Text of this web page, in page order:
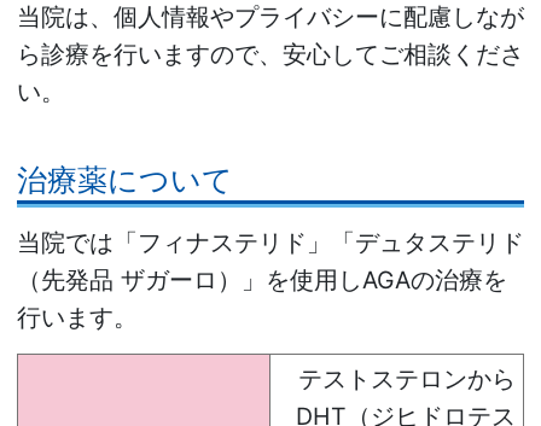
当院は、個人情報やプライバシーに配慮しなが
ら診療を行いますので、安心してご相談くださ
い。
治療薬について
当院では「フィナステリド」「デュタステリド
（先発品 ザガーロ）」を使用しAGAの治療を
行います。
テストステロンから
DHT（ジヒドロテス